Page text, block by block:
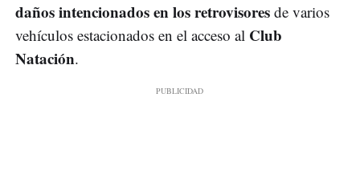
daños intencionados en los retrovisores de varios
vehículos estacionados en el acceso al Club
Natación.